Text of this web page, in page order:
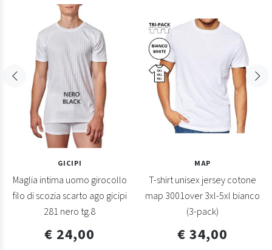
GICIPI
Maglia intima uomo girocollo
filo di scozia scarto ago gicipi
281 nero tg.8
€ 24,00
MAP
T-shirt unisex jersey cotone
map 3001over 3xl-5xl bianco
(3-pack)
€ 34,00